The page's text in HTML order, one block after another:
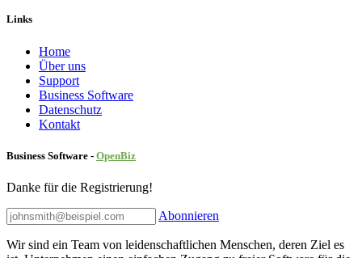
Links
Home
Über uns
Sup​port
Business Software
Datenschutz
Kontakt
Business Software - OpenBiz
Danke für die Registrierung!
Abonnieren
Wir sind ein Team von leidenschaftlichen Menschen, deren Ziel es